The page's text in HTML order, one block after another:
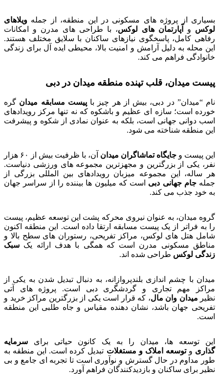
بسیاری از پروژه های مسکونی در این منطقه، از جمله ویلاهای
لوکس و آپارتمان های لوکس، با طراحی های مدرن و امکانات
رفاهی کامل، پاسخگوی نیازهای ساکنان با سلایق مختلف هستند.
این محله به دلیل آرامش و امنیت بالا، محیطی ایده آل برای زندگی
خانوادگی فراهم می کند.
پیست میدان، قلب تپنده منطقه میدان در دبی
نام “میدان” در دبی، بیش از هر چیز باپیست مسابقه میدان گره
خورده است؛ سازه ای عظیم و باشکوه که نه تنها مرکز رویدادهای
اسب دوانی جهانی است، بلکه به عنوان نمادی از شکوه و پیشرفت
این منطقه شناخته می شود.
این پیست و جایگاه تماشاگران میدان
آن، با ظرفیت بیش از ۶۰ هزار
نفر، یکی از بزرگترین و مجهزترین مجموعه های ورزشی دنیاست.
هر ساله، این مجموعه میزبان رویدادهای بین المللی بزرگی از
جملهجام جهانی دبی است که میلیون ها بیننده را از سراسر جهان
به خود جذب می کند.
گروه میدان، به عنوان نیروی محرکه پشت این توسعه عظیم، پیست
را به فراتر از یک پیست مسابقه ارتقا داده است. این منطقه اکنون
شامل هتل های لوکس، مراکز تفریحی، رستوران های سطح بالا و
مناطق مسکونی مدرن است که همگی با هدف ارائه یک سبک
زندگی لوکس طراحی شده اند.
میدان با چشم اندازی بلندپروازانه، به دنبال تبدیل شدن به یکی از
مراکز مهم تجاری و گردشگری دبی است. پروژه های آتی
نظیر میدان وان مال، که قرار است یکی از بزرگترین مراکز خرید و
تفریحی جهان باشد، نشان دهنده مقیاس و جاه طلبی این منطقه
است.
این توسعه ها، میدان را به یک کانون حیاتی برای سرمایه
گذاری وتوسعه املاک و مستغلات تبدیل کرده است. این منطقه به
طور مداوم در حال گسترش و نوآوری است تا تجربه ای جامع و بی
نظیر برای ساکنان و بازدیدکنندگان فراهم آورد.